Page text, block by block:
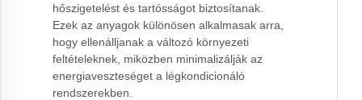
hőszigetelést és tartósságot biztosítanak.
Ezek az anyagok különösen alkalmasak arra,
hogy ellenálljanak a változó környezeti
feltételeknek, miközben minimalizálják az
energiaveszteséget a légkondicionáló
rendszerekben.